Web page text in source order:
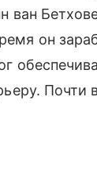
ван
он
Почти